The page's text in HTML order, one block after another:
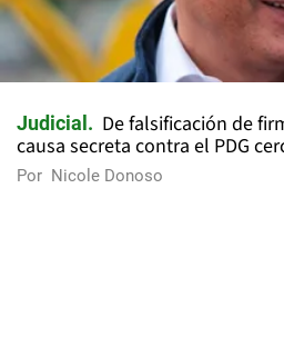
Judicial
De falsificación de
causa secreta contra el PDG
Por Nicole Donoso